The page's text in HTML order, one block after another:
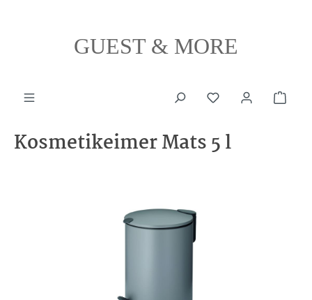
GUEST & MORE
Kosmetikeimer Mats 5 l